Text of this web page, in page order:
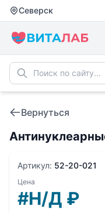
Северск
Вернуться
Артикул: 52-20-021
Цена
#Н/Д ₽